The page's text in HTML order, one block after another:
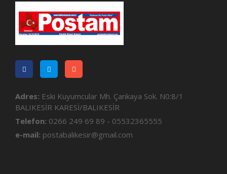
Adres: Eski Kuyumcular Mh. Çankaya Sok. N0:8/1
BALIKESİR KARESİ/BALIKESİR
Telefon: 0266 249 69 89 - 05532365555
e-mail: postabalikesir@gmail.com